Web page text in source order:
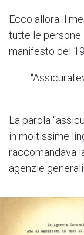
Ecco allora il
tutte le persone
manifesto del
La parola
in moltissime
raccomandava
agenzie